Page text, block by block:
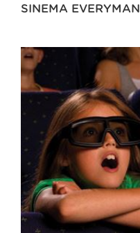
SINEMA EVERYMAN